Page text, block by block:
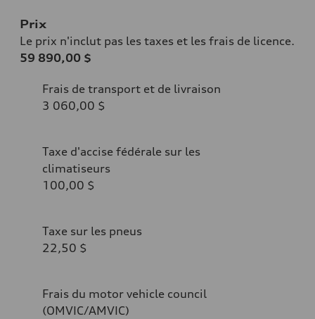
Prix
Le prix n'inclut pas les taxes et les frais de licence.
59 890,00 $
Frais de transport et de livraison
3 060,00 $
Taxe d'accise fédérale sur les
climatiseurs
100,00 $
Taxe sur les pneus
22,50 $
Frais du motor vehicle council
(OMVIC/AMVIC)